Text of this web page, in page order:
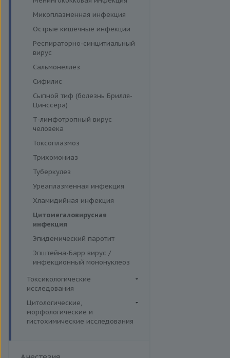
Микоплазменная инфекция
Острые кишечные инфекции
Респираторно-синцитиальный
вирус
Сальмонеллез
Сифилис
Сыпной тиф (болезнь Брилля-
Цинссера)
Т-лимфотропный вирус
человека
Токсоплазмоз
Трихомониаз
Туберкулез
Уреаплазменная инфекция
Хламидийная инфекция
Цитомегаловирусная
инфекция
Эпидемический паротит
Эпштейна-Барр вирус /
инфекционный мононуклеоз
Токсикологические
исследования
Комплексные исследования
Вирусные гепатиты
Ежегодные обследования
Интимное здоровье
Лекарственный мониторинг
Цитологические,
морфологические и
гистохимические исследования